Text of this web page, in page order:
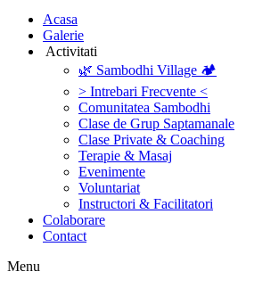
‎Acasa
Galerie
‎ ‎Activitati‎
🌿 Sambodhi Village 🏕️
> Intrebari Frecvente <
Comunitatea Sambodhi
Clase de Grup Saptamanale
Clase Private & Coaching
Terapie & Masaj
‎Evenimente
Voluntariat
‏‏‎Instructori & Facilitatori
Colaborare
Contact
Menu